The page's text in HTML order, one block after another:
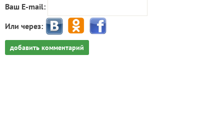
Ваш E-mail:
Или через:
добавить комментарий